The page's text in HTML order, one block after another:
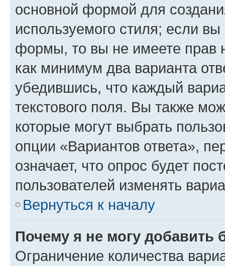
основной формой для
используемого стиля; если
формы, то вы не имеете прав
как минимум два варианта
убедившись, что каждый
текстового поля. Вы также
которые могут выбрать
опции «Вариантов ответа»,
означает, что опрос будет
пользователей изменять
Вернуться к началу
Почему я не могу добавить
Ограничение количества